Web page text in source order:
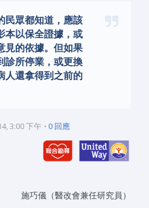
民眾都知道，應該
本以保全證據，或
見的依據。但如果
診所停業，或更換
人還拿得到之前的
3:00 下午 0 回應
施巧儀（醫改會兼任研究員）